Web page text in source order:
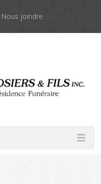
Nous joindre